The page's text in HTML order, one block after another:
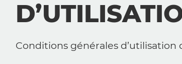
Conditions générales d’utilisation